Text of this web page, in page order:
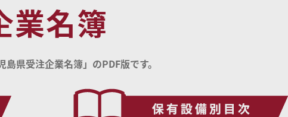
業名簿
県受注企業名簿」のPDF版です。